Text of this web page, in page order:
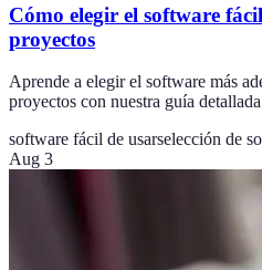
Cómo elegir el software
proyectos
Aprende a elegir el software más
proyectos con nuestra guía
software fácil de usarselección de
Aug 3